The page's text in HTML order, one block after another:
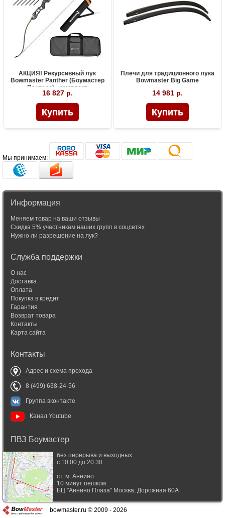
АКЦИЯ! Рекурсивный лук
Bowmaster Panther (Боумастер
Пантера) - комплект
16 827 р.
Плечи для традиционного лука
Bowmaster Big Game
14 981 р.
Мы принимаем:
Информация
Меняем товар на ваши отзывы
Скидка 5% участникам наших групп в соцсетях
Нужно ли разрешение на лук?
Служба поддержки
О нас
Доставка
Оплата
Покупка в кредит
Гарантия
Возврат товара
Контакты
Карта сайта
Контакты
Адрес и схема прохода
8 (499) 638-24-56
Группа вконтакте
Канал Youtube
ПВЗ Боумастер
без перерыва и выходных
с 10:00 до 20:30
ст. м. Аннино
10 минут пешком
БЦ "Аннино Плаза" Москва Дорожная 60А
bowmaster.ru © 2009 - 2026